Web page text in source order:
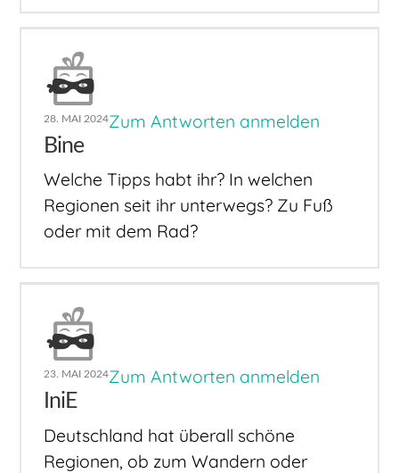
28. MAI 2024Zum Antworten anmelden
Bine
Welche Tipps habt ihr? In welchen
Regionen seit ihr unterwegs? Zu Fuß
oder mit dem Rad?
23. MAI 2024Zum Antworten anmelden
IniE
Deutschland hat überall schöne
Regionen, ob zum Wandern oder